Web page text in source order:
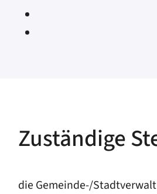
Zuständige
die Gemeinde-/